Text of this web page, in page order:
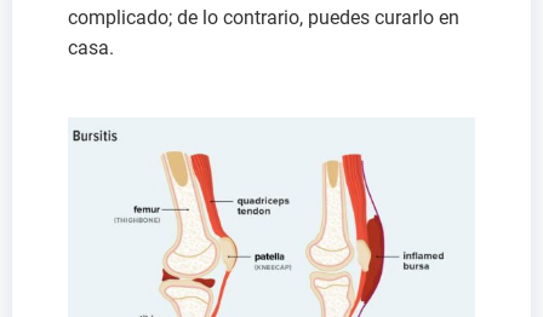
complicado; de lo contrario, puedes curarlo en
casa.